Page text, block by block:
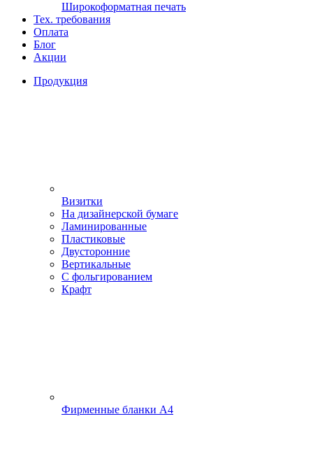
Широкоформатная печать
Тех. требования
Оплата
Блог
Акции
Продукция
Визитки
На дизайнерской бумаге
Ламинированные
Пластиковые
Двусторонние
Вертикальные
С фольгированием
Крафт
Фирменные бланки А4